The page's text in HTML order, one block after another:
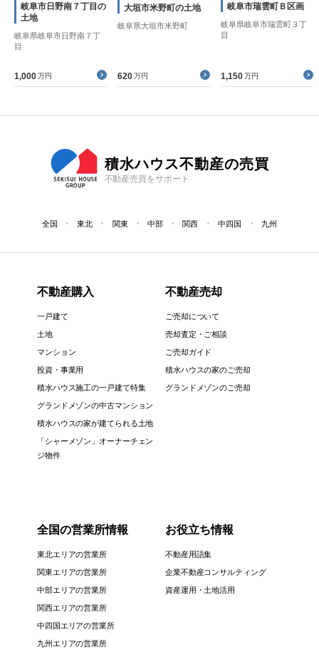
岐阜市日野南７丁目の
土地
岐阜県岐阜市日野南７丁
目
1,000 万円
大垣市米野町の土地
岐阜県大垣市米野町
620 万円
岐阜市瑞雲町Ｂ区画
岐阜県岐阜市瑞雲町３丁
目
1,150 万円
積水ハウス不動産の売買
不動産売買をサポート
全国 東北 関東 中部 関西 中四国 九州
不動産購入
一戸建て
土地
マンション
投資・事業用
積水ハウス施工の一戸建て特集
グランドメゾンの中古マンション
積水ハウスの家が建てられる土地
「シャーメゾン」オーナーチェン
ジ物件
不動産売却
ご売却について
売却査定・ご相談
ご売却ガイド
積水ハウスの家のご売却
グランドメゾンのご売却
全国の営業所情報
東北エリアの営業所
関東エリアの営業所
中部エリアの営業所
関西エリアの営業所
中四国エリアの営業所
九州エリアの営業所
お役立ち情報
不動産用語集
企業不動産コンサルティング
資産運用・土地活用